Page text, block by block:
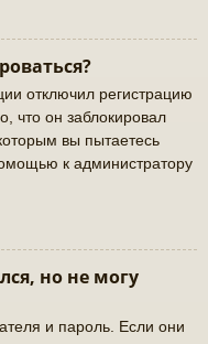
отключил регистрацию
что он заблокировал
вы пытаетесь
к администратору
но не могу
и пароль. Если они